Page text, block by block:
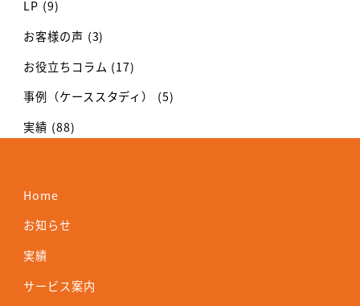
LP (9)
お客様の声 (3)
お役立ちコラム (17)
事例（ケーススタディ）
(5)
実績 (88)
Home
お知らせ
実績
サービス案内